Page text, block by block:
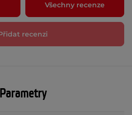
Všechny recenze
recenzi
Parametry